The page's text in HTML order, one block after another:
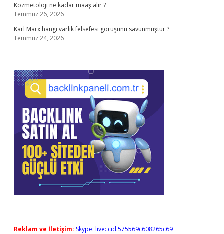
Kozmetoloji ne kadar maaş alır ?
Temmuz 26, 2026
Karl Marx hangi varlık felsefesi görüşünü savunmuştur ?
Temmuz 24, 2026
Reklam ve İletişim: Skype: live:.cid.575569c608265c69